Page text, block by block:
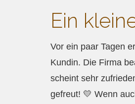
Ein
Vor ein paar Tagen
Kundin. Die Firma
scheint sehr
gefreut! 💛 Wenn